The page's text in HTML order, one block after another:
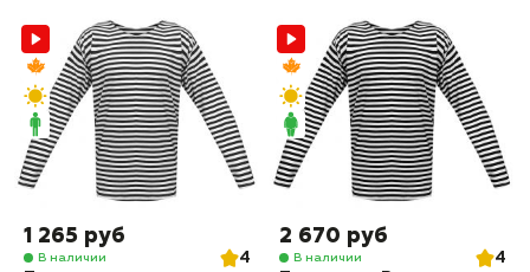
1 265 руб
В наличии
4
2 670 руб
В наличии
4